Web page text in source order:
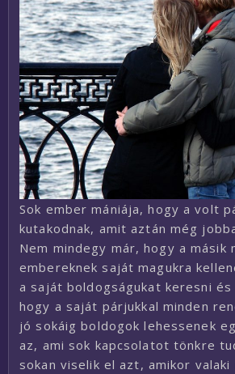
Sok ember mániája, hogy a volt
kutakodnak, amit aztán még
Nem mindegy már, hogy a másik
embereknek saját magukra
a saját boldogságukat keresni és
hogy a saját párjukkal minden
jó sokáig boldogok lehessenek
az, ami sok kapcsolatot tönkre
sokan viselik el azt, amikor